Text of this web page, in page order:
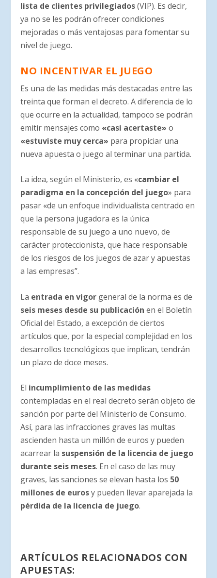
lista de clientes privilegiados(VIP). Es decir,
ya no se les podrán ofrecer condiciones
mejoradas o más ventajosas para fomentar su
nivel de juego.
NO INCENTIVAR EL JUEGO
Es una de las medidas más destacadas entre las
treinta que forman el decreto. A diferencia de lo
que ocurre en la actualidad, tampoco se podrán
emitir mensajes como «casi acertaste» o
«estuviste muy cerca» para propiciar una
nueva apuesta o juego al terminar una partida.
La idea, según el Ministerio, es «cambiar el
paradigma en la concepción del juego» para
pasar «de un enfoque individualista centrado en
que la persona jugadora es la única
responsable de su juego a uno nuevo, de
carácter proteccionista, que hace responsable
de los riesgos de los juegos de azar y apuestas
a las empresas”.
La entrada en vigor general de la norma es de
seis meses desde su publicación en el Boletín
Oficial del Estado, a excepción de ciertos
artículos que, por la especial complejidad en los
desarrollos tecnológicos que implican, tendrán
un plazo de doce meses.
El incumplimiento de las medidas
contempladas en el real decreto serán objeto de
sanción por parte del Ministerio de Consumo.
Así, para las infracciones graves las multas
ascienden hasta un millón de euros y pueden
acarrear la suspensión de la licencia de juego
durante seis meses. En el caso de las muy
graves, las sanciones se elevan hasta los 50
millones de eurosy pueden llevar aparejada la
pérdida de la licencia de juego.
ARTÍCULOS RELACIONADOS CON
APUESTAS: